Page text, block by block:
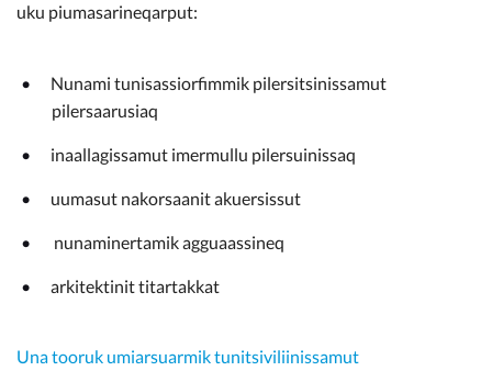
uku piumasarineqarput:
Nunami tunisassiorfimmik pilersitsinissamut
pilersaarusiaq
inaallagissamut imermullu pilersuinissaq
uumasut nakorsaanit akuersissut
nunaminertamik agguaassineq
arkitektinit titartakkat
Una tooruk umiarsuarmik tunitsiviliinissamut